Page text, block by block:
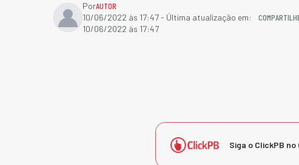
PorAUTOR
10/06/2022 às 17:47- Última atualização em:
10/06/2022 às 17:47
Siga o ClickPB